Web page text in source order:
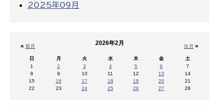
2025年09月
« 前月 次月 »
2026年2月
日 月 火 水 木 金
土
1
2 3 4 5 6
7
8
9 10 11 12 13
14
15
16 17 18 19 20
21
22
23 24 25 26 27 28